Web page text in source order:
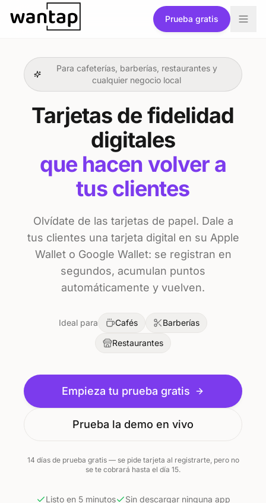
Ir al contenido
Prueba gratis
Para cafeterías, barberías, restaurantes y
cualquier negocio local
Tarjetas de fidelidad
digitales
que hacen volver a
tus clientes
Olvídate de las tarjetas de papel. Dale a
tus clientes una tarjeta digital en su Apple
Wallet o Google Wallet: se registran en
segundos, acumulan puntos
automáticamente y vuelven.
Ideal para Cafés
Barberías
Restaurantes
Empieza tu prueba gratis
Prueba la demo en vivo
14 días de prueba gratis — se pide tarjeta al registrarte, pero no
se te cobrará hasta el día 15.
Listo en 5 minutos
Sin descargar ninguna app